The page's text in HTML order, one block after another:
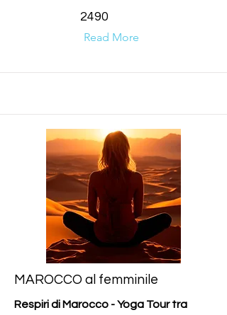
2490
Read More
MAROCCO al femminile
Respiri di Marocco - Yoga Tour tra